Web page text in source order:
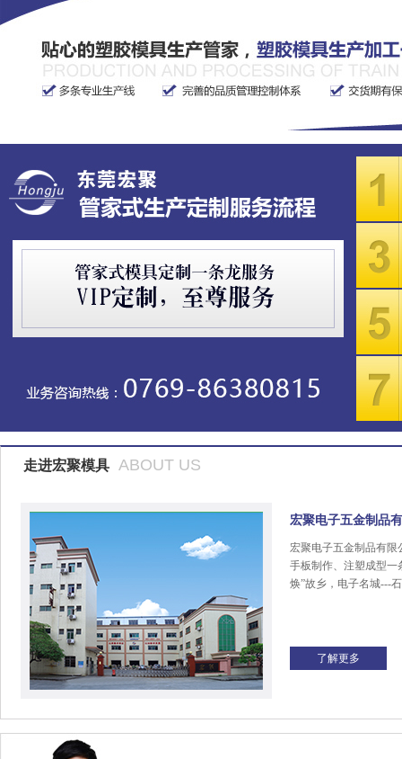
走进宏聚模具 ABOUT US
宏聚电子五金制品
宏聚电子五金制品有限
手板制作、注塑成型一
焕”故乡，电子名城---
了解更多